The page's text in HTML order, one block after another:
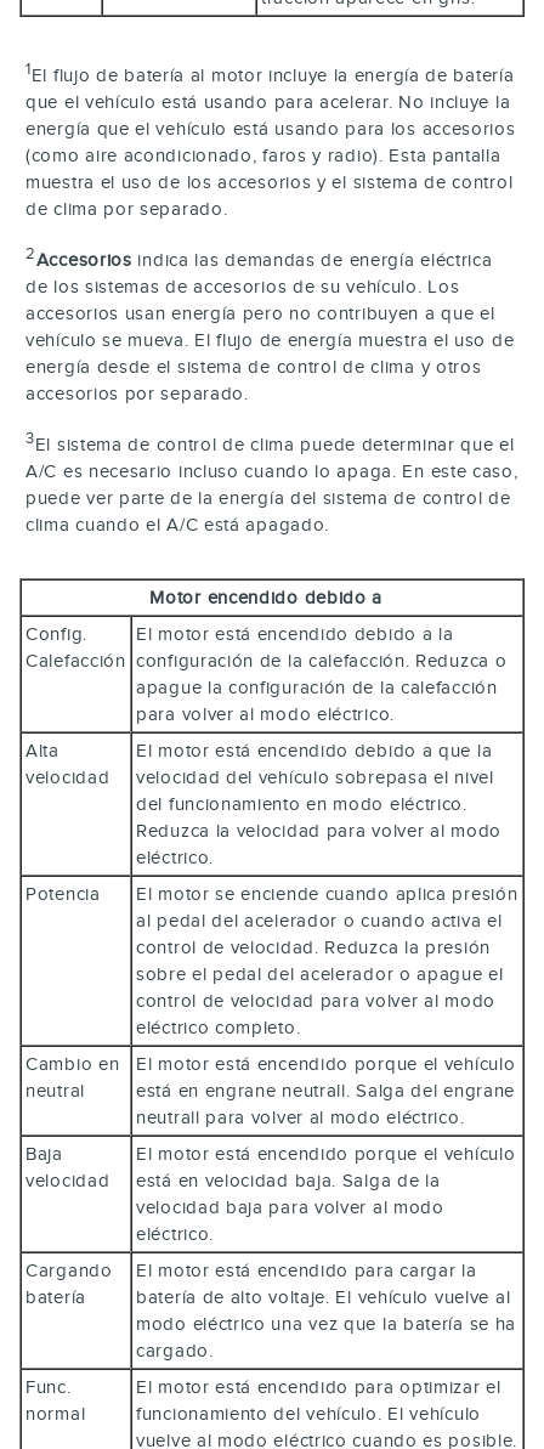
1El flujo de batería al motor incluye la energía de batería
que el vehículo está usando para acelerar. No incluye la
energía que el vehículo está usando para los accesorios
(como aire acondicionado, faros y radio). Esta pantalla
muestra el uso de los accesorios y el sistema de control
de clima por separado.
2Accesorios indica las demandas de energía eléctrica
de los sistemas de accesorios de su vehículo. Los
accesorios usan energía pero no contribuyen a que el
vehículo se mueva. El flujo de energía muestra el uso de
energía desde el sistema de control de clima y otros
accesorios por separado.
3El sistema de control de clima puede determinar que el
A/C es necesario incluso cuando lo apaga. En este caso,
puede ver parte de la energía del sistema de control de
clima cuando el A/C está apagado.
Motor encendido debido a
Config.
Calefacción
El motor está encendido debido a la
configuración de la calefacción. Reduzca o
apague la configuración de la calefacción
para volver al modo eléctrico.
Alta
velocidad
El motor está encendido debido a que la
velocidad del vehículo sobrepasa el nivel
del funcionamiento en modo eléctrico.
Reduzca la velocidad para volver al modo
eléctrico.
Potencia
El motor se enciende cuando aplica presión
al pedal del acelerador o cuando activa el
control de velocidad. Reduzca la presión
sobre el pedal del acelerador o apague el
control de velocidad para volver al modo
eléctrico completo.
Cambio en
neutral
El motor está encendido porque el vehículo
está en engrane neutrall. Salga del engrane
neutrall para volver al modo eléctrico.
Baja
velocidad
El motor está encendido porque el vehículo
está en velocidad baja. Salga de la
velocidad baja para volver al modo
eléctrico.
Cargando
batería
El motor está encendido para cargar la
batería de alto voltaje. El vehículo vuelve al
modo eléctrico una vez que la batería se ha
cargado.
Func.
normal
El motor está encendido para optimizar el
funcionamiento del vehículo. El vehículo
vuelve al modo eléctrico cuando es posible.